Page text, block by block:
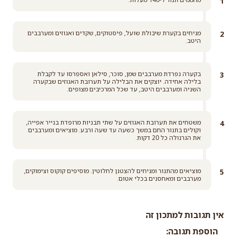
מניחים בקערת שיבולת שועל, פיסטוקים, שקדים ואגוזים ומערבבים
היטב.
בקערה נפרדת מערבבים שמן, סוכר, סילאן ואספרסו עד לקבלת
בלילה אחידה. יוצקים את הבלילה על תערובת האגוזים שבקערה
השניה ומערבבים היטב, עד שכל המרכיבים מצופים.
משטחים את תערובת האגוזים על שתי תבניות מרופדת בנייר אפייה,
וקולים בתנור החם במשך כשעה עד שעה ורבע. מוציאים ומערבבים
את הגרנולה כל 20 דקות.
מוציאים מהתנור ומניחים להצטנן לחלוטין. מוסיפים קוקוס וצימוקים,
מערבבים ומאחסנים בכלי אטום.
אין תגובות למתכון זה
הוספת תגובה: